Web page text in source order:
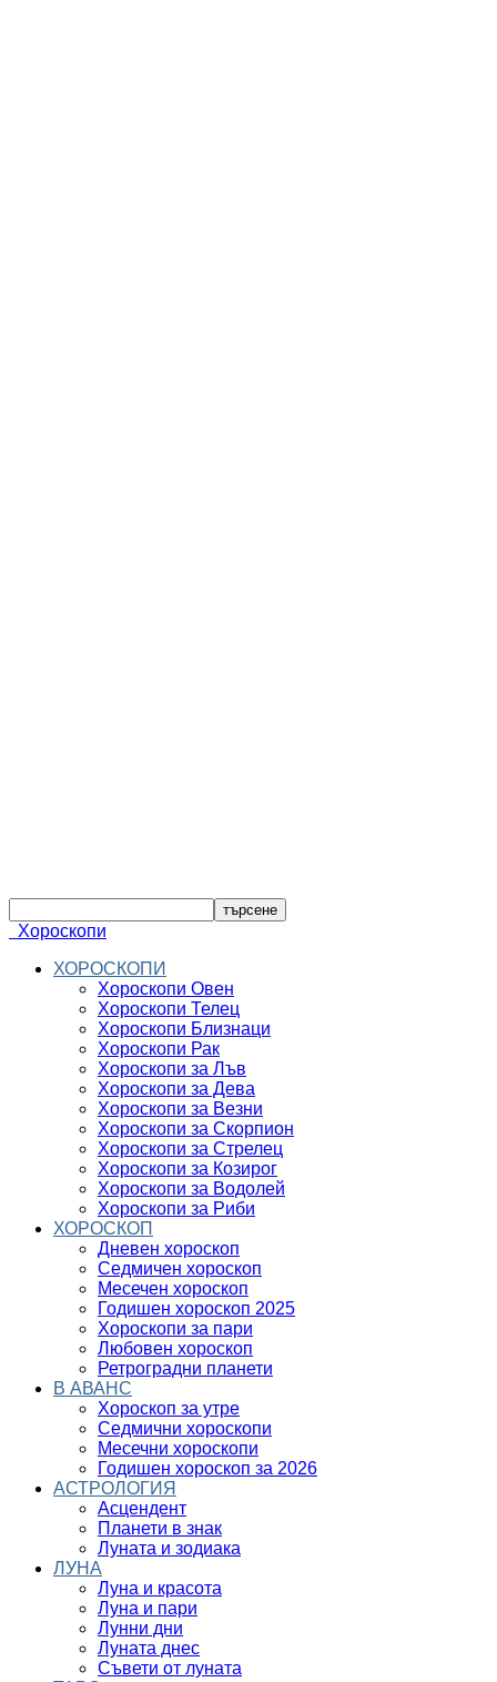
Хороскопи
ХОРОСКОПИ
Хороскопи Овен
Хороскопи Телец
Хороскопи Близнаци
Хороскопи Рак
Хороскопи за Лъв
Хороскопи за Дева
Хороскопи за Везни
Хороскопи за Скорпион
Хороскопи за Стрелец
Хороскопи за Козирог
Хороскопи за Водолей
Хороскопи за Риби
ХОРОСКОП
Дневен хороскоп
Седмичен хороскоп
Месечен хороскоп
Годишен хороскоп 2025
Хороскопи за пари
Любовен хороскоп
Ретроградни планети
В АВАНС
Хороскоп за утре
Седмични хороскопи
Месечни хороскопи
Годишен хороскоп за 2026
АСТРОЛОГИЯ
Асцендент
Планети в знак
Луната и зодиака
ЛУНА
Луна и красота
Луна и пари
Лунни дни
Луната днес
Съвети от луната